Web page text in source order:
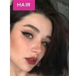
HAIR